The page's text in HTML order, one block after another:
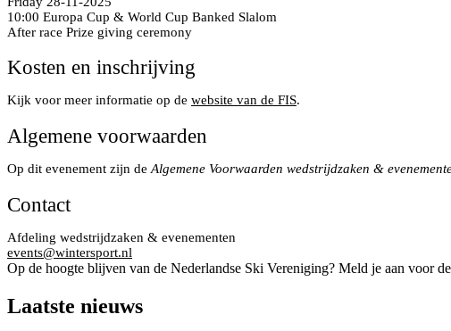
10:00 Europa Cup & World Cup Banked Slalom
After race Prize giving ceremony
Kosten en inschrijving
Kijk voor meer informatie op de website van de FIS.
Algemene voorwaarden
Op dit evenement zijn de Algemene Voorwaarden wedstrijdzaken &
Contact
Afdeling wedstrijdzaken & evenementen
events@wintersport.nl
Op de hoogte blijven van de Nederlandse Ski Vereniging? Meld je aan voor
Laatste nieuws